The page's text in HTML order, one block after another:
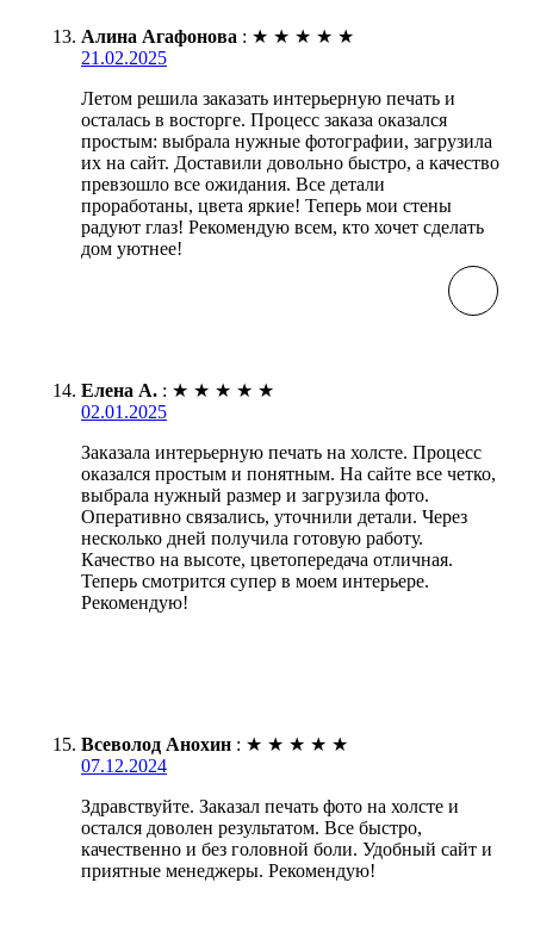
Алина Агафонова : ★ ★ ★ ★ ★
21.02.2025
Летом решила заказать интерьерную печать и
осталась в восторге. Процесс заказа оказался
простым: выбрала нужные фотографии, загрузила
их на сайт. Доставили довольно быстро, а качество
превзошло все ожидания. Все детали
проработаны, цвета яркие! Теперь мои стены
радуют глаз! Рекомендую всем, кто хочет сделать
дом уютнее!
Елена А. : ★ ★ ★ ★ ★
02.01.2025
Заказала интерьерную печать на холсте. Процесс
оказался простым и понятным. На сайте все четко,
выбрала нужный размер и загрузила фото.
Оперативно связались, уточнили детали. Через
несколько дней получила готовую работу.
Качество на высоте, цветопередача отличная.
Теперь смотрится супер в моем интерьере.
Рекомендую!
Всеволод Анохин : ★ ★ ★ ★ ★
07.12.2024
Здравствуйте. Заказал печать фото на холсте и
остался доволен результатом. Все быстро,
качественно и без головной боли. Удобный сайт и
приятные менеджеры. Рекомендую!